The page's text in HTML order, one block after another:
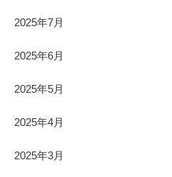
2025年7月
2025年6月
2025年5月
2025年4月
2025年3月